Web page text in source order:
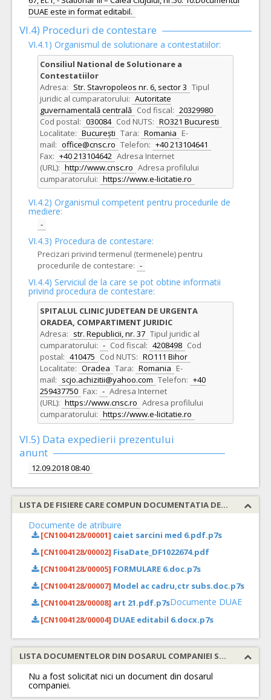
DUAE este in format editabil.
VI.4) Proceduri de contestare
VI.4.1) Organismul de solutionare a contestatiilor:
Consiliul National de Solutionare a
Contestatiilor
Adresa: Str. Stavropoleos nr. 6, sector 3 Tipul
juridic al cumparatorului: Autoritate
guvernamentală centrală Cod fiscal: 20329980
Cod postal: 030084 Cod NUTS: RO321 Bucuresti
Localitate: București Tara: Romania E-
mail: office@cnsc.ro Telefon: +40 213104641
Fax: +40 213104642 Adresa Internet
(URL): http://www.cnsc.ro Adresa profilului
cumparatorului: https://www.e-licitatie.ro
VI.4.2) Organismul competent pentru procedurile de
mediere:
-
VI.4.3) Procedura de contestare:
Precizari privind termenul (termenele) pentru
procedurile de contestare: -
VI.4.4) Serviciul de la care se pot obtine informatii
privind procedura de contestare:
SPITALUL CLINIC JUDETEAN DE URGENTA
ORADEA, COMPARTIMENT JURIDIC
Adresa: str. Republicii, nr. 37 Tipul juridic al
cumparatorului: - Cod fiscal: 4208498 Cod
postal: 410475 Cod NUTS: RO111 Bihor
Localitate: Oradea Tara: Romania E-
mail: scjo.achizitii@yahoo.com Telefon: +40
259437750 Fax: - Adresa Internet
(URL): https://www.cnsc.ro Adresa profilului
cumparatorului: https://www.e-licitatie.ro
VI.5) Data expedierii prezentului
anunt
12.09.2018 08:40
LISTA DE FISIERE CARE COMPUN DOCUMENTATIA DE ATRIBUIRE
Documente de atribuire
[CN1004128/00001] caiet sarcini med 6.pdf.p7s
[CN1004128/00002] FisaDate_DF1022674.pdf
[CN1004128/00005] FORMULARE 6.doc.p7s
[CN1004128/00007] Model ac cadru,ctr subs.doc.p7s
[CN1004128/00008] art 21.pdf.p7sDocumente DUAE
[CN1004128/00004] DUAE editabil 6.docx.p7s
LISTA DOCUMENTELOR DIN DOSARUL COMPANIEI SOLICITATE
Nu a fost solicitat nici un document din dosarul
companiei.